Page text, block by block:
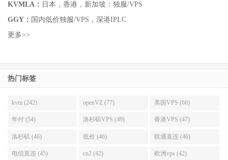
KVMLA： 日本，香港，新加坡：独服/VPS
GGY： 国内低价独服/VPS，深港IPLC
更多>>
热门标签
kvm (242) openVZ (77) 美国VPS (66)
年付 (54) 洛杉矶VPS (49) 香港VPS (47)
洛杉矶 (46) 低价 (46) 联通直连 (46)
电信直连 (45) cn2 (42) 欧洲vps (42)